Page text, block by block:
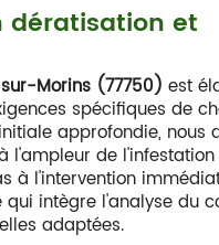
dératisation et
Morins (77750) est
spécifiques de
approfondie, nous
de l'infestation
à l'intervention
intègre l'analyse du
adaptées.